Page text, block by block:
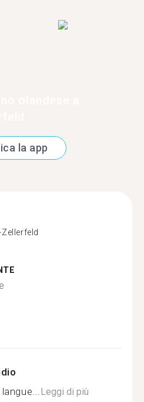
la app
Leggi di più